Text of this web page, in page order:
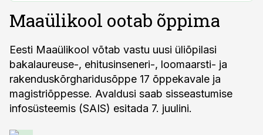
Maaülikool ootab õppima
Eesti Maaülikool võtab vastu uusi üliõpilasi
bakalaureuse-, ehitusinseneri-, loomaarsti- ja
rakenduskõrgharidusõppe 17 õppekavale ja
magistriõppesse. Avaldusi saab sisseastumise
infosüsteemis (SAIS) esitada 7. juulini.